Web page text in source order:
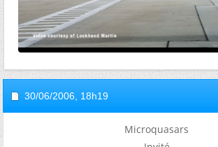
30/06/2006, 18h19
Microquasars